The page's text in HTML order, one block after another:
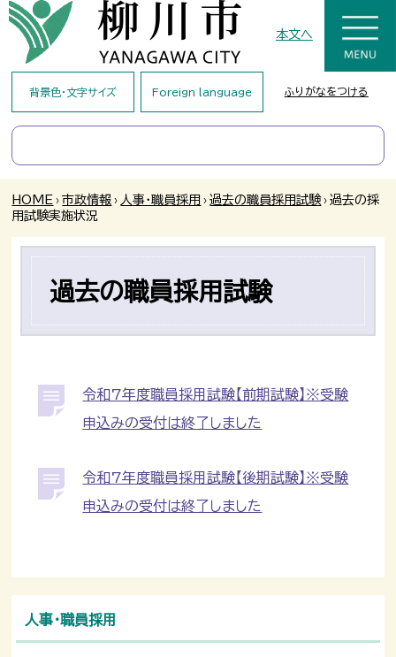
本文へ
背景色・文字サイズ Foreign language ふりがなをつける
HOME › 市政情報 › 人事・職員採用 › 過去の職員採用試験 › 過去の採
用試験実施状況
過去の職員採用試験
令和7年度職員採用試験【前期試験】※受験
申込みの受付は終了しました
令和7年度職員採用試験【後期試験】※受験
申込みの受付は終了しました
人事・職員採用